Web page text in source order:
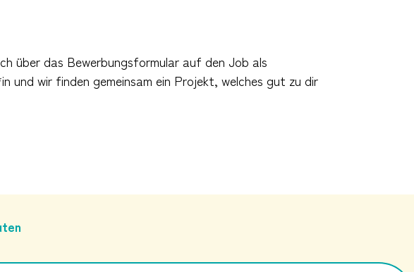
über das Bewerbungsformular auf den Job als
und wir finden gemeinsam ein Projekt, welches gut zu dir